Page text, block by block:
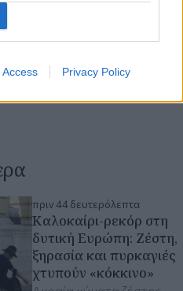
Access Privacy Policy
πριν 44 δευτερόλεπτα
Καλοκαίρι-ρεκόρ στη
δυτική Ευρώπη: Ζέστη,
ξηρασία και πυρκαγιές
χτυπούν «κόκκινο»